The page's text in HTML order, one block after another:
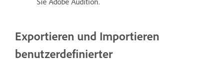
Exportieren und Importieren
benutzerdefinierter